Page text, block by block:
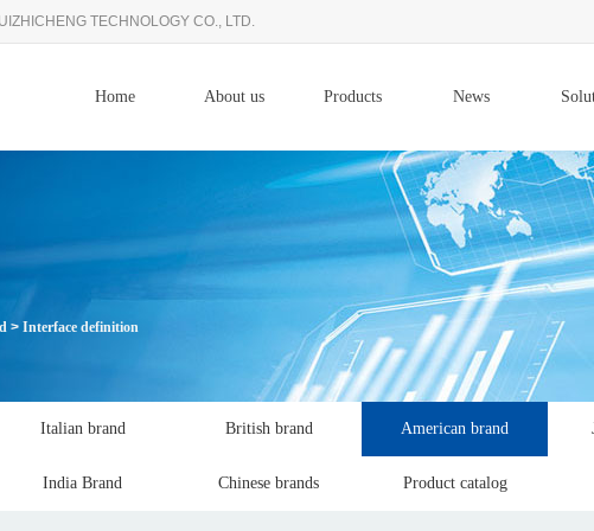
TECHNOLOGY CO., LTD.
Home About us Products News
> Interface definition
Italian brand British brand American brand
India Brand Chinese brands Product catalog